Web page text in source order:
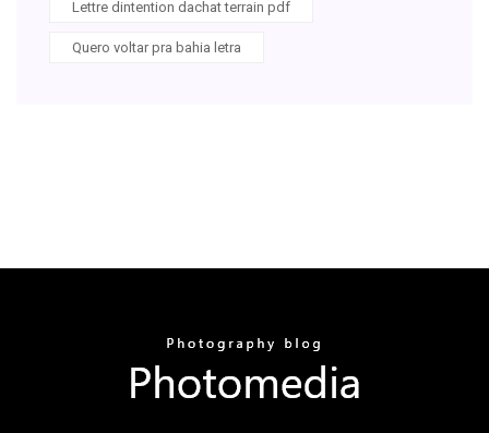
Lettre dintention dachat terrain pdf
Quero voltar pra bahia letra